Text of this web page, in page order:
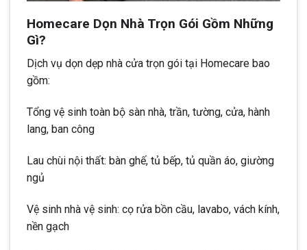
Homecare Dọn Nhà Trọn Gói Gồm Những
Gì?
Dịch vụ dọn dẹp nhà cửa trọn gói tại Homecare bao
gồm:
Tổng vệ sinh toàn bộ sàn nhà, trần, tường, cửa, hành
lang, ban công
Lau chùi nội thất: bàn ghế, tủ bếp, tủ quần áo, giường
ngủ
Vệ sinh nhà vệ sinh: cọ rửa bồn cầu, lavabo, vách kính,
nền gạch